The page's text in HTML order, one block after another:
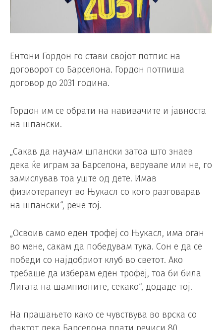
Ентони Гордон го стави својот потпис на
договорот со Барселона. Гордон потпиша
договор до 2031 година.
Гордон им се обрати на навивачите и јавноста
на шпански.
„Сакав да научам шпански затоа што знаев
дека ќе играм за Барселона, верувале или не, го
замислував тоа уште од дете. Имав
физиотерапеут во Њукасл со кого разговарав
на шпански“, рече тој.
„Освоив само еден трофеј со Њукасл, има оган
во мене, сакам да победувам тука. Сон е да се
победи со најдобриот клуб во светот. Ако
требаше да изберам еден трофеј, тоа би била
Лигата на шампионите, секако“, додаде тој.
На прашањето како се чувствува во врска со